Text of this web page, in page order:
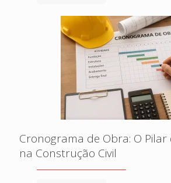
Cronograma de Obra: O Pilar
na Construção Civil